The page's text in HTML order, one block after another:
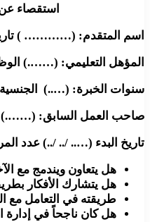
استقصاء
اسم المتقدم: (………… )
المؤهل التعليمي: (…….)
سنوات الخبرة: (…..)
صاحب العمل السابق: (…….)
تاريخ البدء (….. /.. /..) عدد
هل يتعاون ويندمج مع
هل يتشارك الأفكار
طريقته في التعامل مع
هل كان ناجحاً في إدارة